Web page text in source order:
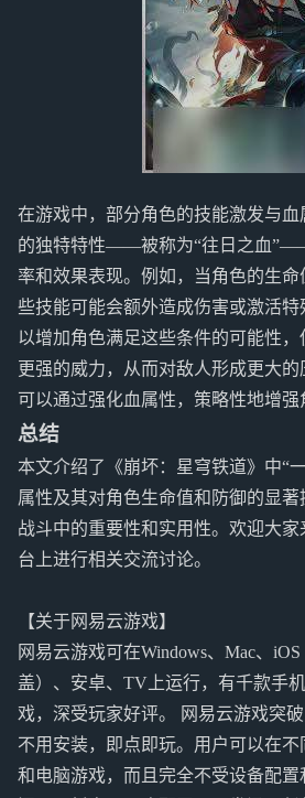
在游戏中，部分角色的技能激发与
的独特特性——被称为“往日之血
率和效果表现。例如，当角色的生
些技能可能会额外造成伤害或激活
以增加角色满足这些条件的可能性
更强的威力，从而对敌人形成更大
可以通过强化血属性，策略性地增强
总结
本文介绍了《崩坏：星穹铁道》中“
属性及其对角色生命值和防御的显
战斗中的重要性和实用性。欢迎大
台上进行相关交流讨论。
【关于网易云游戏】
网易云游戏可在Windows、Mac、iOS
盖）、安卓、TV上运行，有千款手
戏，深受玩家好评。 网易云游戏突破
不用安装，即点即玩。用户可以在
和电脑游戏，而且完全不受设备配